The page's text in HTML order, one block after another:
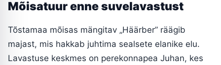
Mõisatuur enne suvelavastust
Tõstamaa mõisas mängitav „Häärber” räägib
majast, mis hakkab juhtima sealsete elanike elu.
Lavastuse keskmes on perekonnapea Juhan, kes